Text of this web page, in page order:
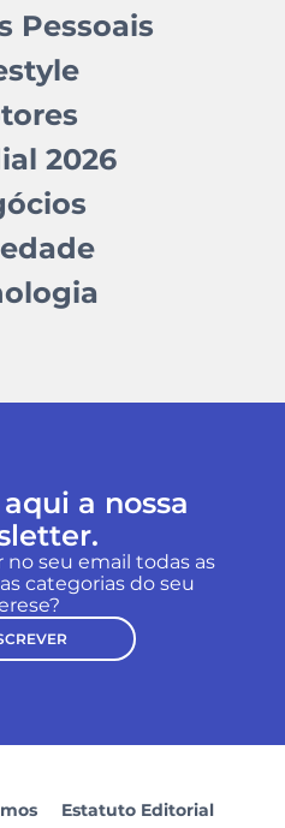
Pessoais
2026
a nossa
no seu email todas as
categorias do seu
Estatuto Editorial